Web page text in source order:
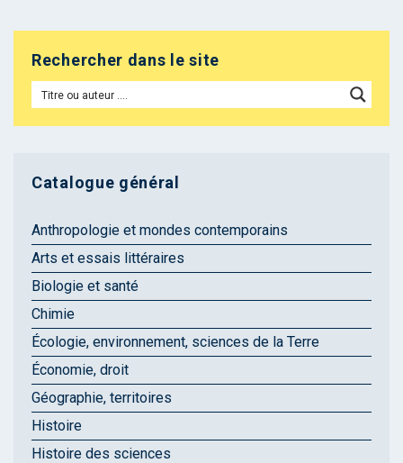
Rechercher dans le site
Catalogue général
Anthropologie et mondes contemporains
Arts et essais littéraires
Biologie et santé
Chimie
Écologie, environnement, sciences de la Terre
Économie, droit
Géographie, territoires
Histoire
Histoire des sciences